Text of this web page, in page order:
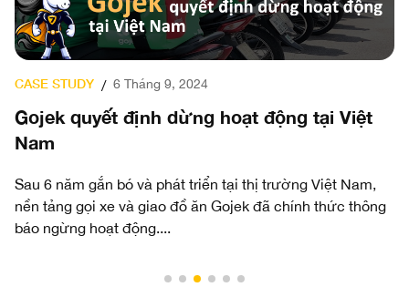
Việt
Nam,
thông
CASE STUDY / 27 Tháng 8, 2024
Sàn Giao Dịch Thương Mại Điện Tử
Việc phát hiện hóa chất độc hại trong sản phẩm
Shein đã làm dấy lên những lo ngại về những rủi ro